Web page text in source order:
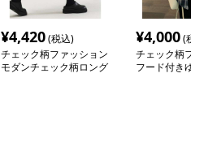
¥4,420(税込)
チェック柄ファッション
モダンチェック柄ロング
¥4,000(税
チェック柄フ
フード付きゆ